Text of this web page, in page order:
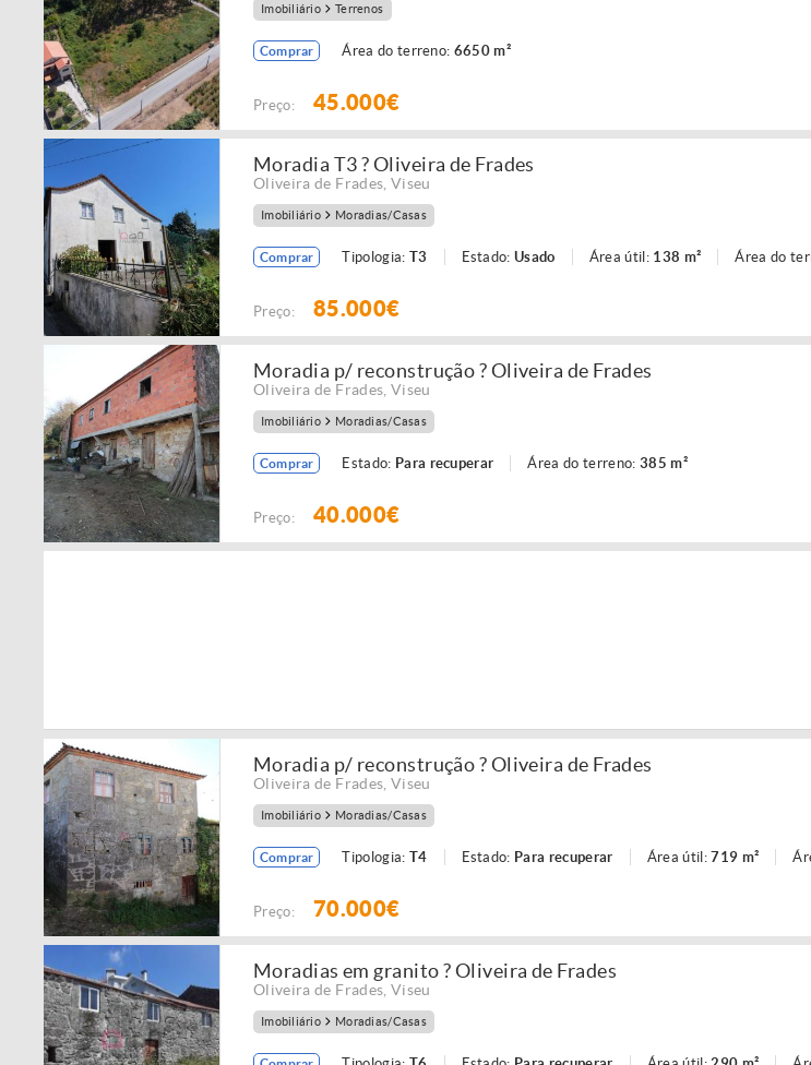
Imobiliário Terrenos
Comprar Área do terreno: 6650 m²
Preço: 45.000€
Moradia T3 ? Oliveira de Frades
Oliveira de Frades ,Viseu
Imobiliário Moradias/Casas
Comprar Tipologia: T3 Estado:Usado Área útil: 138 m² Área do
Preço: 85.000€
Moradia p/ reconstrução ? Oliveira de Frades
Oliveira de Frades ,Viseu
Imobiliário Moradias/Casas
Comprar Estado: Para recuperar Área do terreno: 385 m²
Preço: 40.000€
Moradia p/ reconstrução ? Oliveira de Frades
Oliveira de Frades ,Viseu
Imobiliário Moradias/Casas
Comprar Tipologia: T4 Estado: Para recuperar Área útil:719 m²
Preço: 70.000€
Moradias em granito ? Oliveira de Frades
Oliveira de Frades ,Viseu
Imobiliário Moradias/Casas